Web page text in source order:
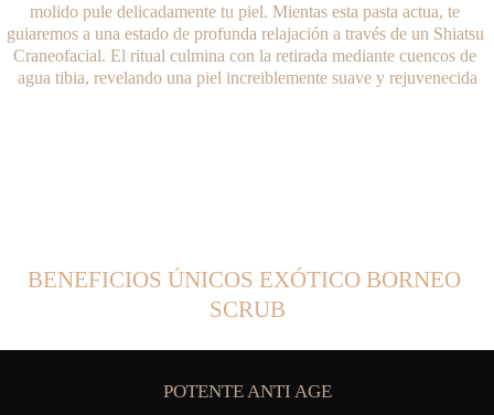
molido pule delicadamente tu piel. Mientas esta pasta actua, te
guiaremos a una estado de profunda relajación a través de un Shiatsu
Craneofacial. El ritual culmina con la retirada mediante cuencos de
agua tibia, revelando una piel increiblemente suave y rejuvenecida
BENEFICIOS ÚNICOS EXÓTICO BORNEO
SCRUB
POTENTE ANTI AGE